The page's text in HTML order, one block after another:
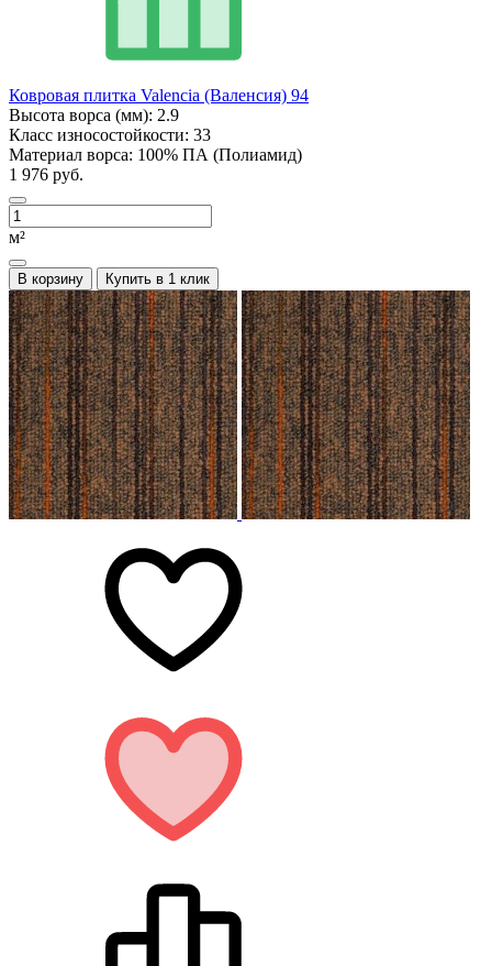
Ковровая плитка Valencia (Валенсия) 94
Высота ворса (мм): 2.9
Класс износостойкости: 33
Материал ворса: 100% ПА (Полиамид)
1 976 руб.
м²
В корзину Купить в 1 клик